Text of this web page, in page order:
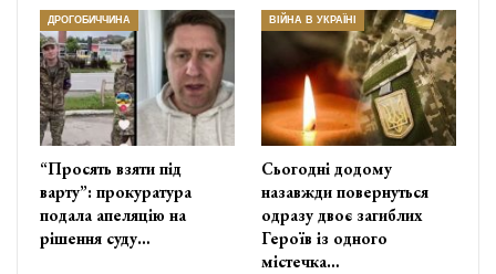
ДРОГОБИЧЧИНА
“Просять взяти під
варту”: прокуратура
подала апеляцію на
рішення суду…
ВІЙНА В УКРАЇНІ
Сьогодні додому
назавжди повернуться
одразу двоє загиблих
Героїв із одного
містечка…